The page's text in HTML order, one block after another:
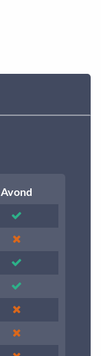
Avond